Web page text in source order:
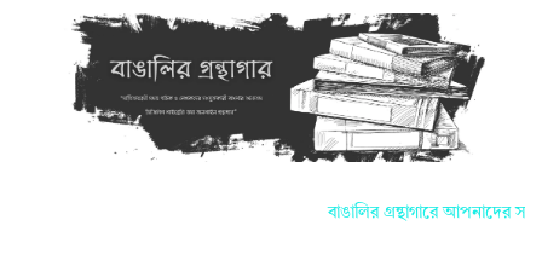
বাঙালির গ্রন্থাগারে আপনাদের সকলকে